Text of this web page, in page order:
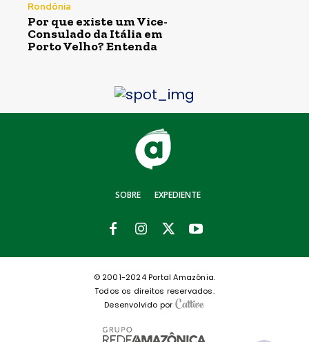
Rondônia
Por que existe um Vice-
Consulado da Itália em
Porto Velho? Entenda
SOBRE EXPEDIENTE
© 2001-2024 Portal Amazônia.
Todos os direitos reservados.
Desenvolvido por